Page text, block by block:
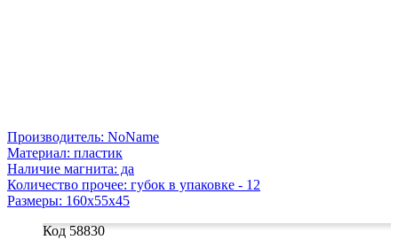
Производитель: NoName
Материал: пластик
Наличие магнита: да
Количество прочее: губок в упаковке - 12
Размеры: 160x55x45
Код 58830